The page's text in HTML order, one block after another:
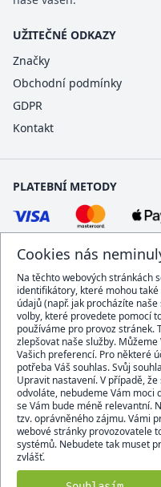
Cookies nás
Na těchto webových stránkách
identifikátory, které mohou
údajů (např. jak procházíte
volby, které provedete pomocí
používáme pro provoz stránek.
zlepšovat naše služby.
Vašich preferencí. Pro některé
potřeba Váš souhlas. Svůj
Upravit nastavení. V případě,
odvoláte, nebudeme Vám moci
se Vám bude méně relevantní.
tzv. oprávněného zájmu. Vámi
webové stránky provozovatele
systémů. Nebudete tak muset
zvlášť.
UŽITEČNÉ ODKAZY
Značky
Obchodní podmínky
GDPR
Kontakt
PLATEBNÍ METODY
DOPRAVCI
BEZPEČNÝ OBCHOD